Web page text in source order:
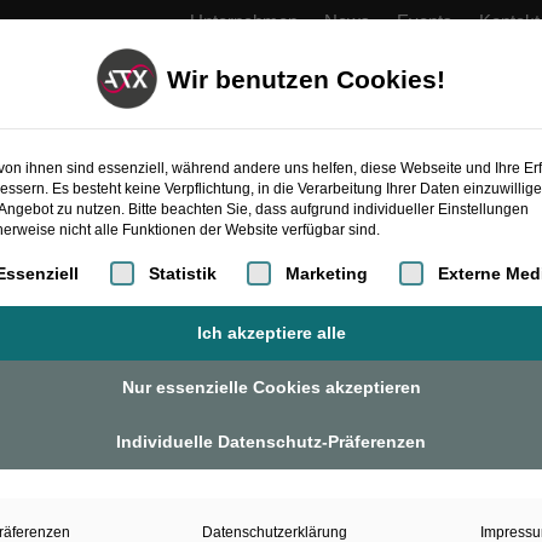
Unternehmen News Events Kontakt
MMI-A-DO
MMI-
A-
Wir benutzen Cookies!
ihnen sind essenziell, während andere uns helfen, diese Webseite und Ihre
Es besteht keine Verpflichtung, in die Verarbeitung Ihrer Daten
zu nutzen. Bitte beachten Sie, dass aufgrund individueller Einstellungen
nicht alle Funktionen der Website verfügbar sind.
eine Liste der Service-Gruppen, für die eine Einwilligung erteilt
Statistik Marketing Externe
Ich akzeptiere alle
Nur essenzielle Cookies akzeptieren
Individuelle Datenschutz-Präferenzen
Datenschutzerklärung